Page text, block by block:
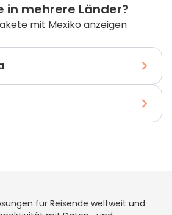
in mehrere Länder?
mit Mexiko anzeigen
für Reisende weltweit und